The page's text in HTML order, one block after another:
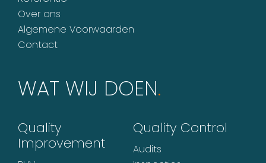
Over ons
Algemene Voorwaarden
Contact
WAT WIJ DOEN.
Quality
Improvement
Quality Control
Audits